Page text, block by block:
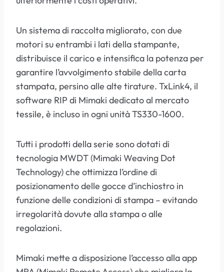
Un sistema di raccolta migliorato, con due
motori su entrambi i lati della stampante,
distribuisce il carico e intensifica la potenza per
garantire l’avvolgimento stabile della carta
stampata, persino alle alte tirature. TxLink4, il
software RIP di Mimaki dedicato al mercato
tessile, è incluso in ogni unità TS330-1600.
Tutti i prodotti della serie sono dotati di
tecnologia MWDT (Mimaki Weaving Dot
Technology) che ottimizza l’ordine di
posizionamento delle gocce d’inchiostro in
funzione delle condizioni di stampa – evitando
irregolarità dovute alla stampa o alle
regolazioni.
Mimaki mette a disposizione l’accesso alla app